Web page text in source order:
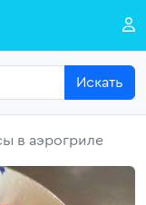
Искать
в аэрогриле